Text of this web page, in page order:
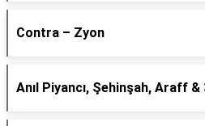
Contra – Zyon
Anıl Piyancı, Şehinşah, Araff